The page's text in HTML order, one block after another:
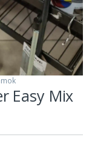
Easy Mix